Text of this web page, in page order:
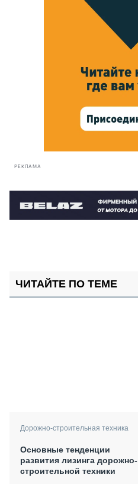
РЕКЛАМА
ЧИТАЙТЕ ПО ТЕМЕ
Дорожно-строительная техника
Основные тенденции
развития лизинга дорожно-
строительной техники